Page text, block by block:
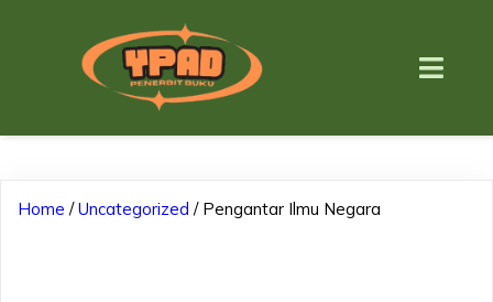
Home /Uncategorized / Pengantar Ilmu Negara